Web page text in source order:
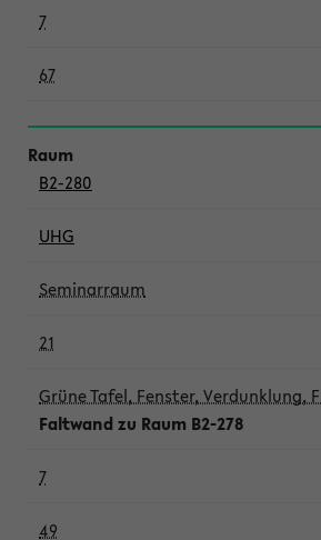
7
67
B2-280
UHG
Seminarraum
21
Grüne Tafel, Fenster, Verdunklung,
Faltwand zu Raum B2-278
7
49